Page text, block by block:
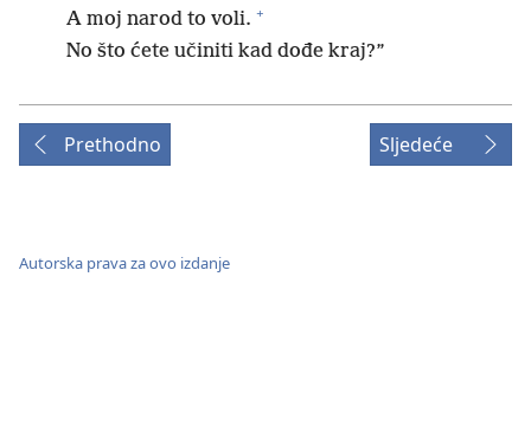
A moj narod to voli. +
No što ćete učiniti kad dođe kraj?”
Prethodno Sljedeće
Autorska prava za ovo izdanje